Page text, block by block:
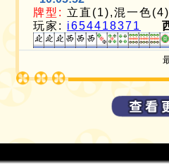
牌型: 立直(1),混一色
玩家: i654418371 西